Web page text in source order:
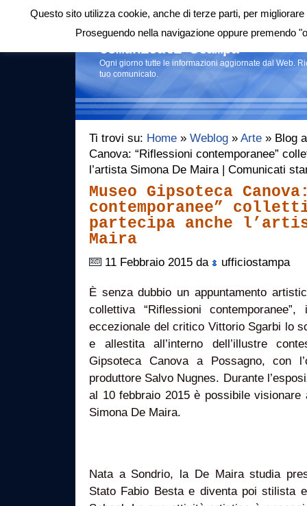
Login|RSS |
Comunicati stampa
Ogni giorno tutte le informazioni aggiornate dal Web.
tuo comunicato.
Ti trovi su: Home » Weblog » Arte » Blog
Canova: “Riflessioni contemporanee”
l’artista Simona De Maira | Comunicati
Museo Gipsoteca
contemporanee”
partecipa anche
Maira
11 Febbraio 2015 da ufficiostampa
È senza dubbio un appuntamento
collettiva “Riflessioni
eccezionale del critico Vittorio Sgarbi lo
e allestita all’interno dell’illustre
Gipsoteca Canova a Possagno, con
produttore Salvo Nugnes. Durante
al 10 febbraio 2015 è possibile
Simona De Maira.
Nata a Sondrio, la De Maira studia
Stato Fabio Besta e diventa poi stilista
Questo sito utilizza cookie, anche di terze parti, per
Proseguendo nella navigazione oppure premendo